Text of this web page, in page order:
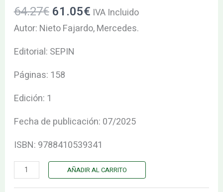
64.27€ 61.05€ IVA Incluido
Autor: Nieto Fajardo, Mercedes.
Editorial: SEPIN
Páginas: 158
Edición: 1
Fecha de publicación: 07/2025
ISBN: 9788410539341
AUTORIDAD
cantidad
AÑADIR AL CARRITO